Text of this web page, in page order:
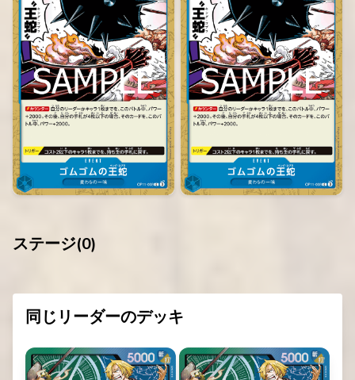
ステージ(0)
同じリーダーのデッキ